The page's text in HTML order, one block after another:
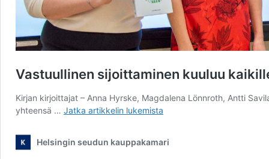
Vastuullinen sijoittaminen kuuluu
Kirjan kirjoittajat – Anna Hyrske, Magdalena Lönnroth, Antti
yhteensä … Jatka artikkelin Vastuullinen
kaikille
lukemista
Helsingin seudun kauppakamari